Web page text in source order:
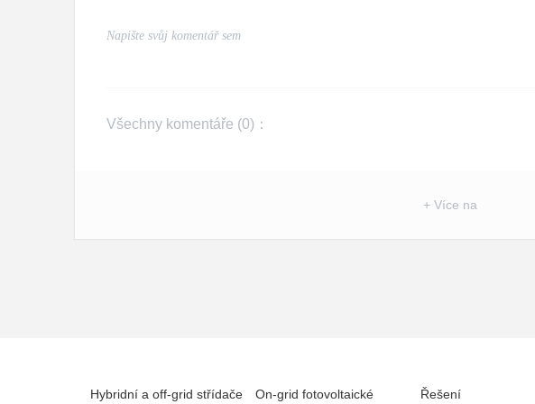
Všechny komentáře (0)：
+ Více na
Hybridní a off-grid střídače
On-grid fotovoltaické
Řešení